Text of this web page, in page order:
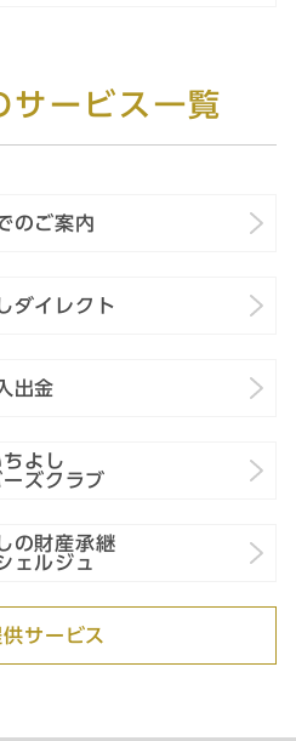
サービス一覧
のご案内
ダイレクト
出金
ちよし
ーズクラブ
の財産承継
ェルジュ
サービス